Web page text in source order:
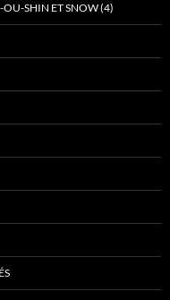
OU-SHIN ET SNOW (4)